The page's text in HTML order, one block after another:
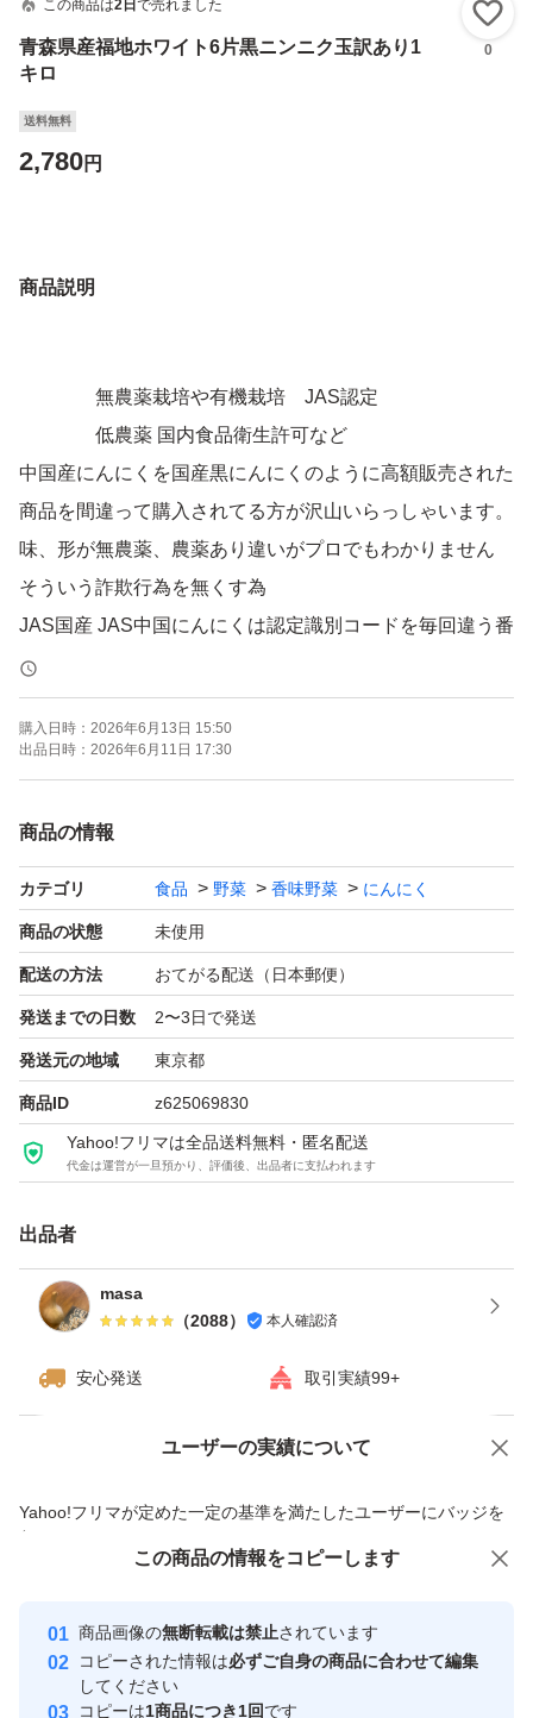
この商品は2日 で売れました
青森県産福地ホワイト6片黒ニンニク玉訳あり1
キロ
0
送料無料
2,780円
商品説明
無農薬栽培や有機栽培 JAS認定
低農薬 国内食品衛生許可など
中国産にんにくを国産黒にんにくのように高額販売された
商品を間違って購入されてる方が沢山いらっしゃいます。
味、形が無農薬、農薬あり違いがプロでもわかりません
そういう詐欺行為を無くす為
JAS国産 JAS中国にんにくは認定識別コードを毎回違う番
号で発行しているみたいです。
出品時毎回同じ識別番号表示の画像なら注意です
ご購入後心配な方は行政などに無農薬扱い業者の仕入れ購
その為オーガニック専門店などがあるみたいです。
病気や入院中の方など産地を気になされる方は 表示され
て無い黒にんにくは必ず出品者に産地確認、JAS識別コー
ド確認する事をお勧めいたします。
その様な行為や食品偽装を防ぐ為
消費者庁で原料原産地表示義務が法律化されていますので
是非出品者にお尋ねください。
(食べれば違いがわかります。)
又原料価格や安全性が全くちがいます。詳しくはスーパー
や八百屋さんにお聞き下さい。
乾燥が終わり次第発送致します。
とても甘い福地ホワイトですが大きさ小さめや黒み皮剥ぎ
有りのバラバラの商品の訳あり商品の為お安く販売いたし
商品名 国産黒にんにく 原料国産青森県産にんにく
内容量1キロ
購入日時： 2026年6月13日 15:50
出品日時： 2026年6月11日 17:30
商品の情報
カテゴリ 食品 野菜 香味野菜 にんにく
商品の状態 未使用
配送の方法 おてがる配送（日本郵便）
発送までの日数 2〜3日で発送
発送元の地域 東京都
商品ID z625069830
Yahoo!フリマは全品送料無料・匿名配送
代金は運営が一旦預かり、評価後、出品者に支払われます
出品者
masa
（2088） 本人確認済
安心発送 取引実績99+
ユーザーの実績について
Yahoo!フリマが定めた一定の基準を満たしたユーザーにバッジを
付与しています
安心取引出品者
心・安全なユーザーです
取引実績
価格の相談 商品への質問
この商品の情報をコピーします
商品画像の無断転載は禁止されています
コピーされた情報は必ずご自身の商品に合わせて編集
してください
コピーは1商品につき1回です
この商品をみている人にオススメ